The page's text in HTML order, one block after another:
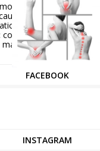
conviver e aliviar os
e formas de
esportes após
prevenir e tratar
comum em
FACEBOOK
INSTAGRAM